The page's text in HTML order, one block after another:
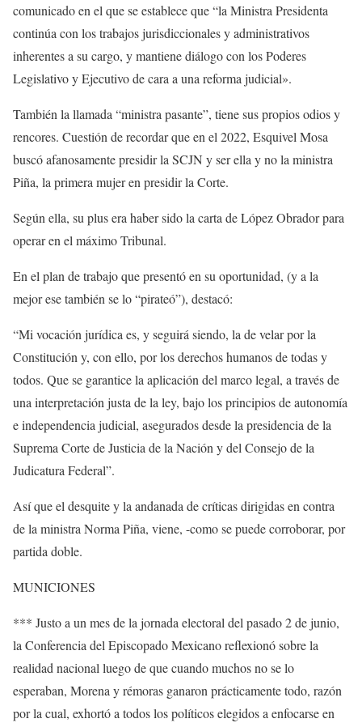
comunicado en el que se establece que “la Ministra Presidenta
continúa con los trabajos jurisdiccionales y administrativos
inherentes a su cargo, y mantiene diálogo con los Poderes
Legislativo y Ejecutivo de cara a una reforma judicial».
También la llamada “ministra pasante”, tiene sus propios odios y
rencores. Cuestión de recordar que en el 2022, Esquivel Mosa
buscó afanosamente presidir la SCJN y ser ella y no la ministra
Piña, la primera mujer en presidir la Corte.
Según ella, su plus era haber sido la carta de López Obrador para
operar en el máximo Tribunal.
En el plan de trabajo que presentó en su oportunidad, (y a la
mejor ese también se lo “pirateó”), destacó:
“Mi vocación jurídica es, y seguirá siendo, la de velar por la
Constitución y, con ello, por los derechos humanos de todas y
todos. Que se garantice la aplicación del marco legal, a través de
una interpretación justa de la ley, bajo los principios de autonomía
e independencia judicial, asegurados desde la presidencia de la
Suprema Corte de Justicia de la Nación y del Consejo de la
Judicatura Federal”.
Así que el desquite y la andanada de críticas dirigidas en contra
de la ministra Norma Piña, viene, -como se puede corroborar, por
partida doble.
MUNICIONES
*** Justo a un mes de la jornada electoral del pasado 2 de junio,
la Conferencia del Episcopado Mexicano reflexionó sobre la
realidad nacional luego de que cuando muchos no se lo
esperaban, Morena y rémoras ganaron prácticamente todo, razón
por la cual, exhortó a todos los políticos elegidos a enfocarse en